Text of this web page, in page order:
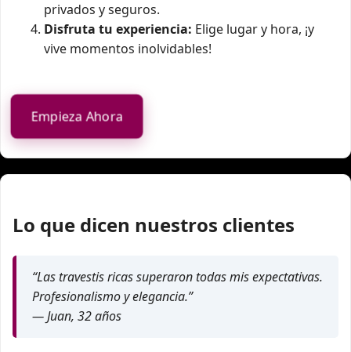
privados y seguros.
Disfruta tu experiencia: Elige lugar y hora, ¡y
vive momentos inolvidables!
Empieza Ahora
Lo que dicen nuestros clientes
“Las travestis ricas superaron todas mis expectativas.
Profesionalismo y elegancia.”
— Juan, 32 años